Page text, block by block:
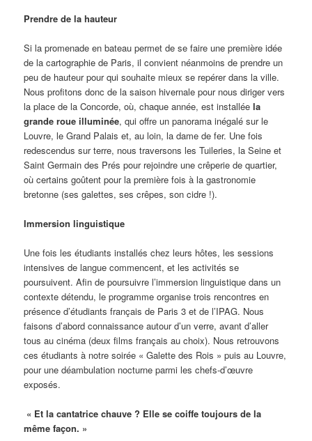
Prendre de la hauteur
Si la promenade en bateau permet de se faire une première idée
de la cartographie de Paris, il convient néanmoins de prendre un
peu de hauteur pour qui souhaite mieux se repérer dans la ville.
Nous profitons donc de la saison hivernale pour nous diriger vers
la place de la Concorde, où, chaque année, est installéela
grande roue illuminée, qui offre un panorama inégalé sur le
Louvre, le Grand Palais et, au loin, la dame de fer. Une fois
redescendus sur terre, nous traversons les Tuileries, la Seine et
Saint Germain des Prés pour rejoindre une crêperie de quartier,
où certains goûtent pour la première fois à la gastronomie
bretonne (ses galettes, ses crêpes, son cidre !).
Immersion linguistique
Une fois les étudiants installés chez leurs hôtes, les sessions
intensives de langue commencent, et les activités se
poursuivent. Afin de poursuivre l’immersion linguistique dans un
contexte détendu, le programme organise trois rencontres en
présence d’étudiants français de Paris 3 et de l’IPAG. Nous
faisons d’abord connaissance autour d’un verre, avant d’aller
tous au cinéma (deux films français au choix). Nous retrouvons
ces étudiants à notre soirée « Galette des Rois » puis au Louvre,
pour une déambulation nocturne parmi les chefs-d’œuvre
exposés.
« Et la cantatrice chauve ? Elle se coiffe toujours de la
même façon. »